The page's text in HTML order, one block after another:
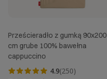
Prześcieradło z gumką 90x200
cm grube 100% bawełna
cappuccino
4.9(250)